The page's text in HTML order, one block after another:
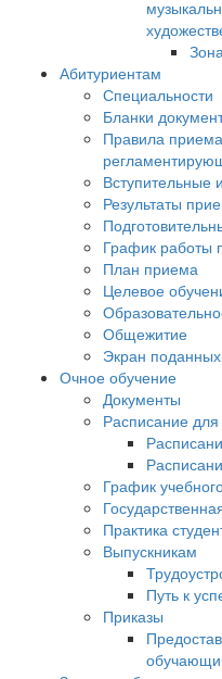
Абитуриентам
Специальности
Бланки
Правила
Вступительные
Результаты
График работы
План приема
Целевое
Общежитие
Экран
Очное обучение
Документы
Расписание
График
Практика
Выпускникам
Путь к
Приказы